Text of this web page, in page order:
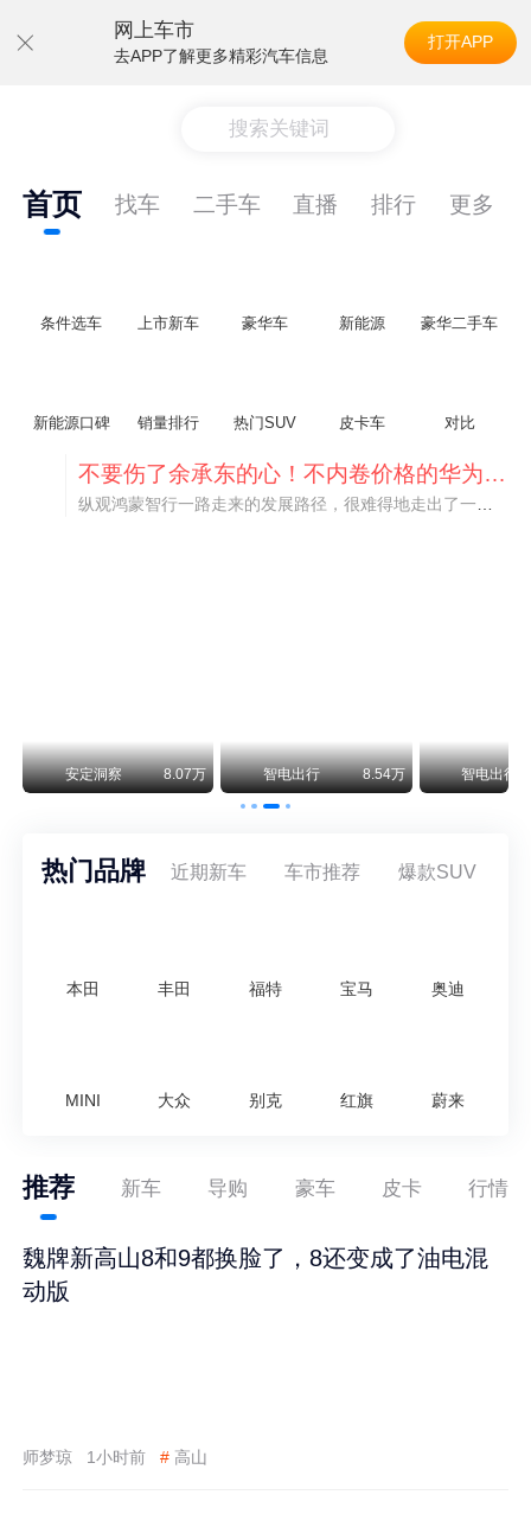
网上车市
去APP了解更多精彩汽车信息
打开APP
搜索关键词
首页 找车 二手车 直播 排行 更多
条件选车 上市新车 豪华车 新能源 豪华二手车
新能源口碑 销量排行 热门SUV 皮卡车 对比
不要伤了余承东的心！不内卷价格的华为，弥足珍贵！
安定洞察 8.07万 智电出行 8.54万 智电出行
热门品牌 近期新车 车市推荐 爆款SUV
本田 丰田 福特 宝马 奥迪
MINI 大众 别克 红旗 蔚来
推荐 新车 导购 豪车 皮卡 行情
魏牌新高山8和9都换脸了，8还变成了油电混
动版
师梦琼 1小时前 # 高山